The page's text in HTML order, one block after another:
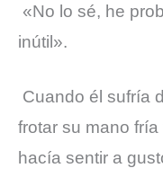
«No lo sé, he
inútil».
Cuando él sufría
frotar su mano
hacía sentir a